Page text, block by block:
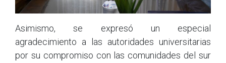
Asimismo, se expresó un especial
agradecimiento a las autoridades universitarias
por su compromiso con las comunidades del sur